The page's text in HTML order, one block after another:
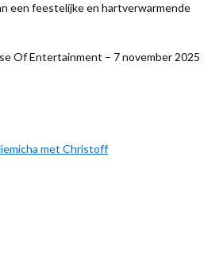
een feestelijke en hartverwarmende
Of Entertainment – 7 november 2025
met Christoff